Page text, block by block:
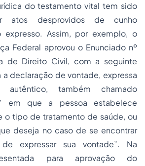
do testamento vital tem sido
atos desprovidos de cunho
expresso. Assim, por exemplo, o
Federal aprovou o Enunciado nº
de Direito Civil, com a seguinte
a declaração de vontade, expressa
autêntico, também chamado
em que a pessoa estabelece
o tipo de tratamento de saúde, ou
deseja no caso de se encontrar
expressar sua vontade”. Na
para aprovação do